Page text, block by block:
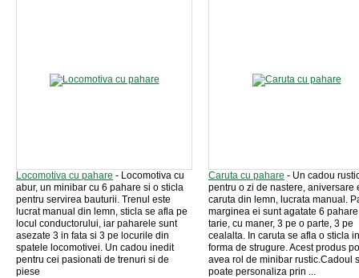
Locomotiva cu pahare - Locomotiva cu
abur, un minibar cu 6 pahare si o sticla
pentru servirea bauturii. Trenul este
lucrat manual din lemn, sticla se afla pe
locul conductorului, iar paharele sunt
asezate 3 in fata si 3 pe locurile din
spatele locomotivei. Un cadou inedit
pentru cei pasionati de trenuri si de
piese
Caruta cu pahare - Un cadou
pentru o zi de nastere, aniversare
caruta din lemn, lucrata manual.
marginea ei sunt agatate 6
tarie, cu maner, 3 pe o parte, 3 pe
cealalta. In caruta se afla o sticla in
forma de strugure. Acest produs
avea rol de minibar rustic.Cadoul
poate personaliza prin ...